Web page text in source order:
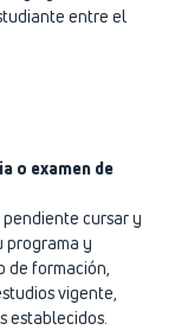
entre el
o examen de
cursar y
programa y
formación,
vigente,
establecidos.